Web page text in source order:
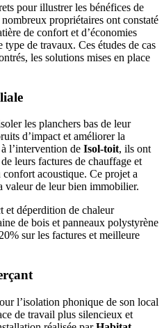
pour illustrer les bénéfices de
propriétaires ont constaté
de confort et d’économies
type de travaux. Ces études de cas
les solutions mises en place
les planchers bas de leur
d’impact et améliorer la
l’intervention de Isol-toit, ils ont
leurs factures de chauffage et
acoustique. Ce projet a
valeur de leur bien immobilier.
et déperdition de chaleur
de bois et panneaux polystyrène
sur les factures et meilleure
l’isolation phonique de son local
de travail plus silencieux et